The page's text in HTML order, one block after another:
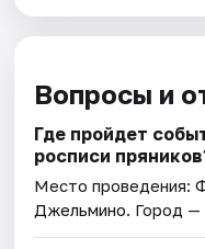
Вопросы и
Где пройдет
росписи
Место проведения:
Джельмино. Город —